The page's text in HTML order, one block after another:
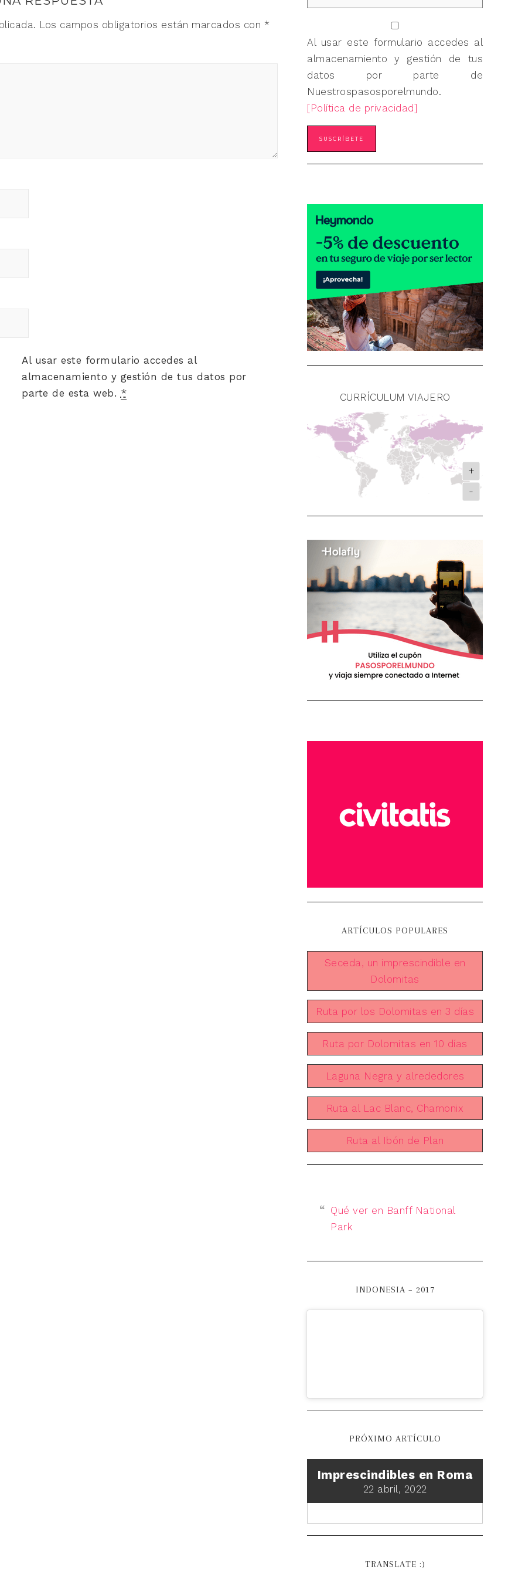
Los campos obligatorios están marcados con *
Al usar este formulario accedes al
almacenamiento y gestión de tus datos por
parte de esta web. *
Al usar este formulario accedes al
almacenamiento y gestión de tus
datos por parte de
Nuestrospasosporelmundo.
[Política de privacidad]
CURRÍCULUM VIAJERO
+
-
ARTÍCULOS POPULARES
Seceda, un imprescindible en
Dolomitas
Ruta por los Dolomitas en 3 días
Ruta por Dolomitas en 10 días
Laguna Negra y alrededores
Ruta al Lac Blanc, Chamonix
Ruta al Ibón de Plan
Qué ver en Banff National
Park
INDONESIA – 2017
PRÓXIMO ARTÍCULO
Imprescindibles en Roma
22 abril, 2022
TRANSLATE :)